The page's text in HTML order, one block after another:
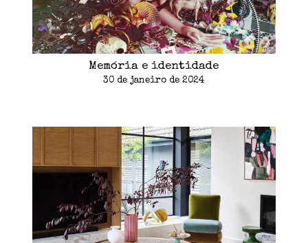
Memória e identidade
30 de janeiro de 2024